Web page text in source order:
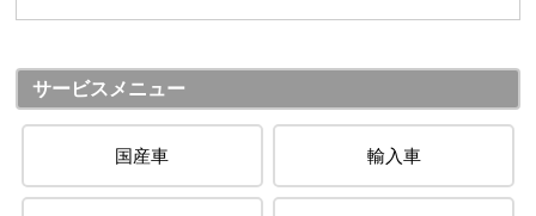
サービスメニュー
国産車 輸入車